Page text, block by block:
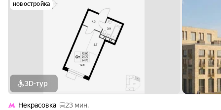
новостройка
3D-тур
Некрасовка
23 мин.